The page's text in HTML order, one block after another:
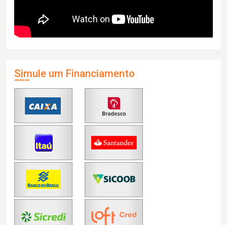
Simule um Financiamento